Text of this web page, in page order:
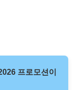
프로모션이